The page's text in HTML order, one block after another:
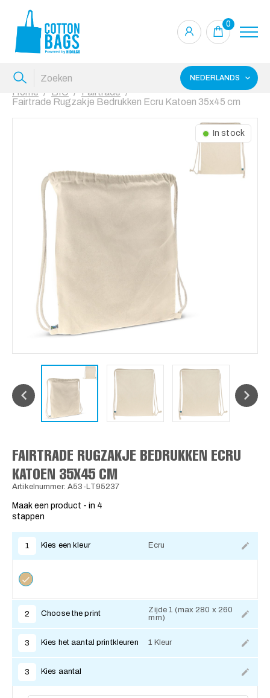
0
NEDERLANDS
Home BIO
Fairtrade
Fairtrade Rugzakje Bedrukken Ecru Katoen 35x45 cm
In stock
FAIRTRADE RUGZAKJE BEDRUKKEN ECRU
KATOEN 35X45 CM
Artikelnummer: A53-LT95237
Maak een product - in 4
stappen
1 Kies een kleur Ecru
2 Choose the print
Zijde 1 (max 280 x 260
mm)
3 Kies het aantal printkleuren 1 Kleur
3 Kies aantal